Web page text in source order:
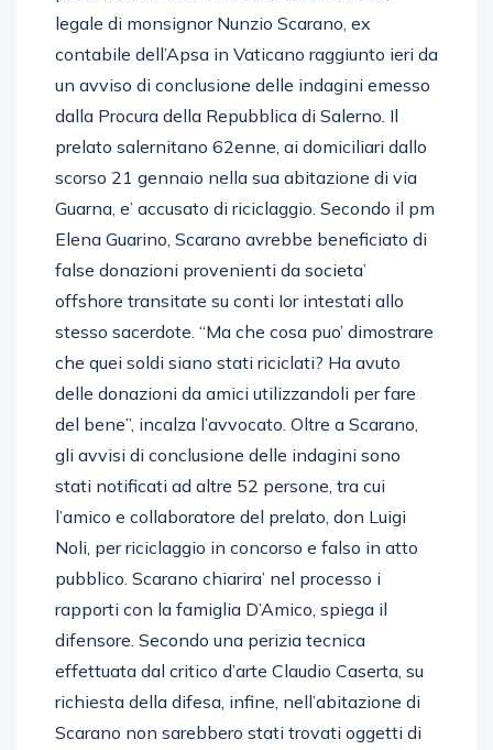
legale di monsignor Nunzio Scarano, ex
contabile dell’Apsa in Vaticano raggiunto ieri da
un avviso di conclusione delle indagini emesso
dalla Procura della Repubblica di Salerno. Il
prelato salernitano 62enne, ai domiciliari dallo
scorso 21 gennaio nella sua abitazione di via
Guarna, e’ accusato di riciclaggio. Secondo il pm
Elena Guarino, Scarano avrebbe beneficiato di
false donazioni provenienti da societa’
offshore transitate su conti Ior intestati allo
stesso sacerdote. “Ma che cosa puo’ dimostrare
che quei soldi siano stati riciclati? Ha avuto
delle donazioni da amici utilizzandoli per fare
del bene”, incalza l’avvocato. Oltre a Scarano,
gli avvisi di conclusione delle indagini sono
stati notificati ad altre 52 persone, tra cui
l’amico e collaboratore del prelato, don Luigi
Noli, per riciclaggio in concorso e falso in atto
pubblico. Scarano chiarira’ nel processo i
rapporti con la famiglia D’Amico, spiega il
difensore. Secondo una perizia tecnica
effettuata dal critico d’arte Claudio Caserta, su
richiesta della difesa, infine, nell’abitazione di
Scarano non sarebbero stati trovati oggetti di